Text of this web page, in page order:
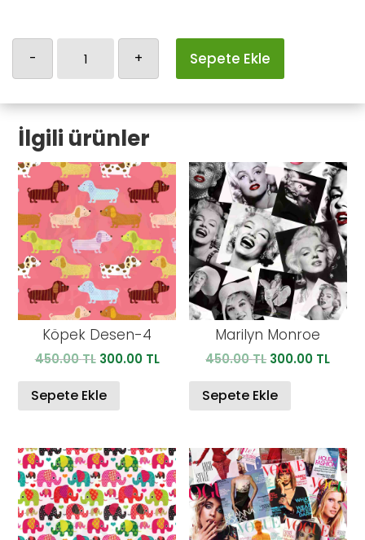
300.00 TL.
- + Sepete Ekle
İlgili ürünler
Köpek Desen-4
450.00TL Orijinal
450.00 TL.
300.00 TLŞu
300.00 TL.
Sepete Ekle
Marilyn Monroe
450.00TL Orijinal
450.00 TL.
300.00 TLŞu
Sepete Ekle